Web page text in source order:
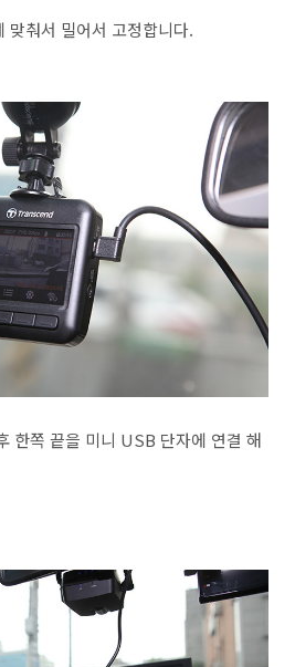
맞춰서 밀어서 고정합니다.
한쪽 끝을 미니 USB 단자에 연결 해